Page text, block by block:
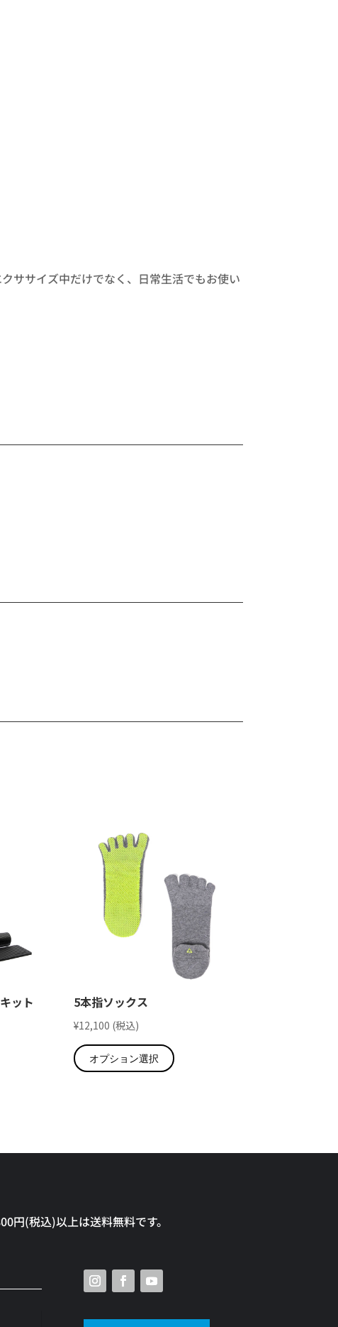
ササイズ中だけでなく、日常生活でもお使い
ット 5本指ソックス​
¥12,100 (税込)
オプション選択
の
複
ン
円(税込)以上は送料無料です。